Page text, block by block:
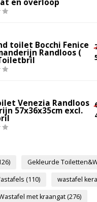
en overloop
toilet Bocchi Fenice
Randloos (
Venezia Randloos
57x36x35cm excl.
Gekleurde
(110) wastafel
met kraangat(276)